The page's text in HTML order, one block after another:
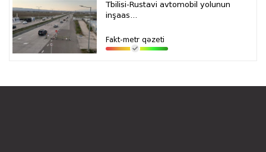
Tbilisi-Rustavi avtomobil yolunun
inşaas...
Fakt-metr qəzeti